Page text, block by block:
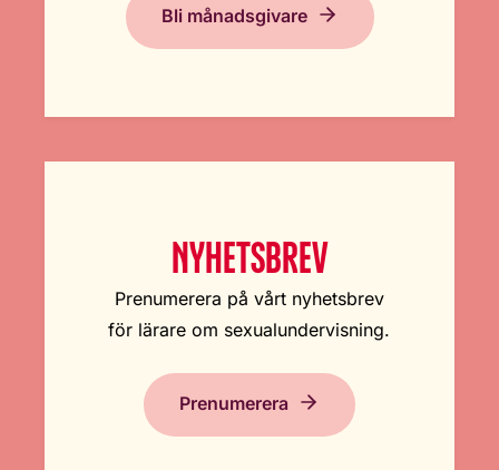
Bli månadsgivare
NYHETSBREV
Prenumerera på vårt nyhetsbrev
för lärare om sexualundervisning.
Prenumerera